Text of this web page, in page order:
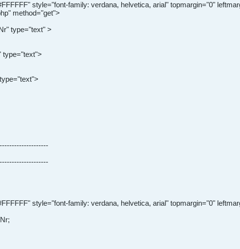
style="font-family: verdana, helvetica, arial" topmargin="0"
method="get">
type="text" >
type="text">
style="font-family: verdana, helvetica, arial" topmargin="0"